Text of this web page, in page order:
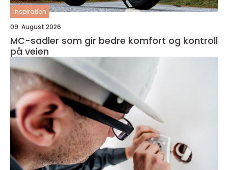
inspiration
09. August 2026
MC-sadler som gir bedre komfort og kontroll
på veien